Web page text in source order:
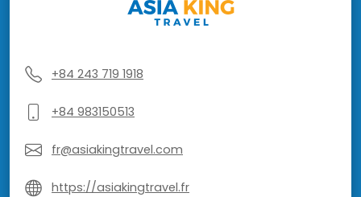
+84 243 719 1918
+84 983150513
fr@asiakingtravel.com
https://asiakingtravel.fr